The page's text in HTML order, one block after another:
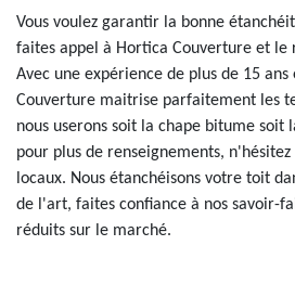
Vous voulez garantir la bonne
faites appel à Hortica Couverture et le
Avec une expérience de plus de 15
Couverture maitrise parfaitement les
nous userons soit la chape bitume soit
pour plus de renseignements, n'hésitez
locaux. Nous étanchéisons votre toit
de l'art, faites confiance à nos savoir-
réduits sur le marché.